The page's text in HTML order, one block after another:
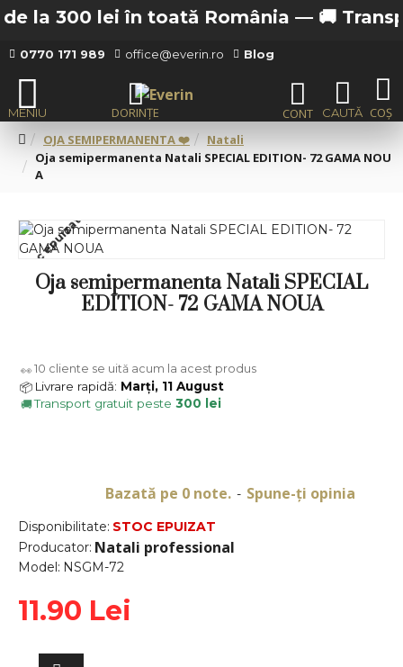
la 300 lei în toată România —🚚
0770 171 989 office@everin.ro Blog
OJA SEMIPERMANENTA ❤️
Natali
Oja semipermanenta Natali SPECIAL EDITION- 72 GAMA NOU
A
Stoc epuizat
Oja semipermanenta Natali SPECIAL
EDITION- 72 GAMA NOUA
Disponibilitate: STOC EPUIZAT
Producator: Natali professional
Model: NSGM-72
Bazată pe 0 note. - Spune-ţi opinia
11.90 Lei
👀 10 cliente se uită acum la acest produs
📦 Livrare rapidă: Marți, 11 August
🚚Transport gratuit peste 300 lei